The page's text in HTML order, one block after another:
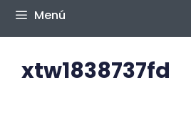
Menú
xtw1838737fd